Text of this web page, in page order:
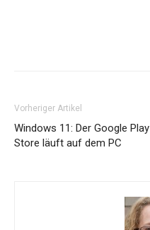
Vorheriger Artikel
Windows 11: Der Google Play
Store läuft auf dem PC